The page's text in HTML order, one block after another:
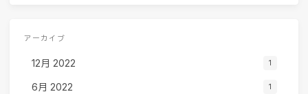
アーカイブ
12月 2022 1
6月 2022 1